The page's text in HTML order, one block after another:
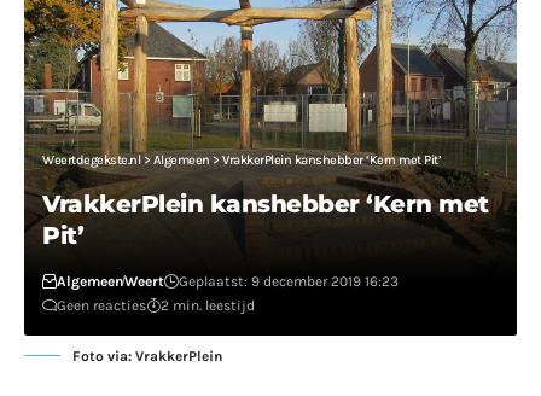
Weertdegekste.nl> Algemeen > VrakkerPlein kanshebber ‘Kern met Pit’
VrakkerPlein kanshebber ‘Kern met
Pit’
AlgemeenWeert
Geplaatst: 9 december 2019 16:23
Geen reacties
2 min. leestijd
Foto via: VrakkerPlein